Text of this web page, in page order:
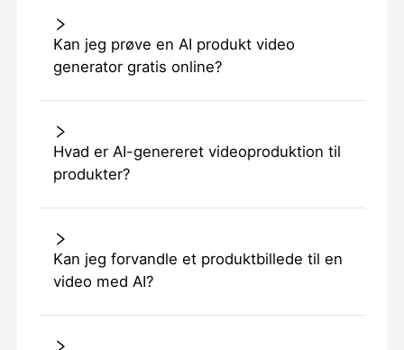
Kan jeg prøve en AI produkt video
generator gratis online?
Hvad er AI-genereret videoproduktion til
produkter?
Kan jeg forvandle et produktbillede til en
video med AI?